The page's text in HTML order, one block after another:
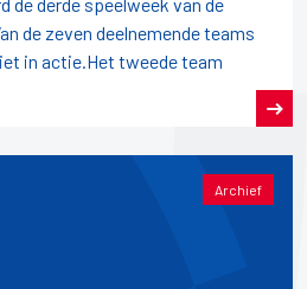
de zeven deelnemende teams
in actie.Het tweede team
Archief